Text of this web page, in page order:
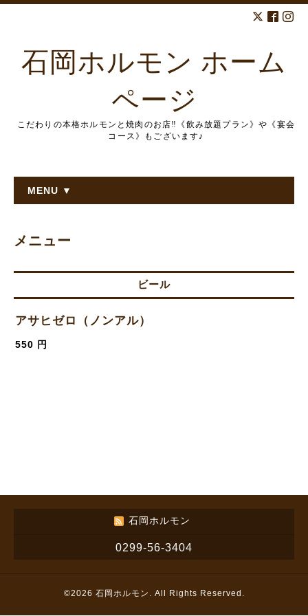
石岡ホルモン ホーム
ページ
こだわりの本格ホルモンと焼肉のお店‼︎《飲み放題プラン》や《宴会
コース》もございます♪
MENU ▼
メニュー
ビール
アサヒゼロ（ノンアル）
550 円
石岡ホルモン
0299-56-3404
©2026 石岡ホルモン . All Rights Reserved.